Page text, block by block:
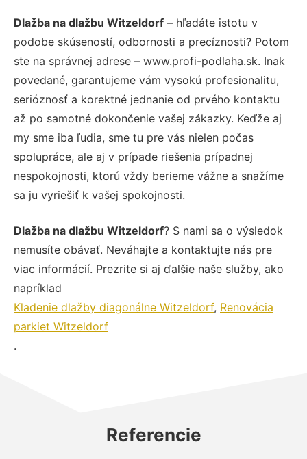
Dlažba na dlažbu Witzeldorf – hľadáte istotu v
podobe skúseností, odbornosti a precíznosti? Potom
ste na správnej adrese – www.profi-podlaha.sk. Inak
povedané, garantujeme vám vysokú profesionalitu,
serióznosť a korektné jednanie od prvého kontaktu
až po samotné dokončenie vašej zákazky. Keďže aj
my sme iba ľudia, sme tu pre vás nielen počas
spolupráce, ale aj v prípade riešenia prípadnej
nespokojnosti, ktorú vždy berieme vážne a snažíme
sa ju vyriešiť k vašej spokojnosti.
Dlažba na dlažbu Witzeldorf? S nami sa o výsledok
nemusíte obávať. Neváhajte a kontaktujte nás pre
viac informácií. Prezrite si aj ďalšie naše služby, ako
napríklad
Kladenie dlažby diagonálne Witzeldorf, Renovácia
parkiet Witzeldorf
.
Referencie